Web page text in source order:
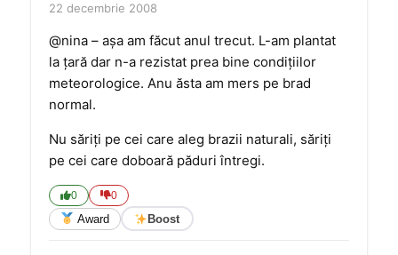
22 decembrie 2008
@nina – așa am făcut anul trecut. L-am plantat
la țară dar n-a rezistat prea bine condițiilor
meteorologice. Anu ăsta am mers pe brad
normal.
Nu săriți pe cei care aleg brazii naturali, săriți
pe cei care doboară păduri întregi.
0 0
Award Boost